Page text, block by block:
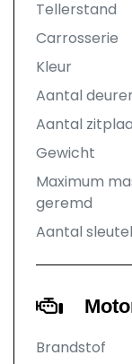
Tellerstand
Carrosserie
Kleur
Aantal
Aantal
Gewicht
Maximum
geremd
Aantal
Brandstof